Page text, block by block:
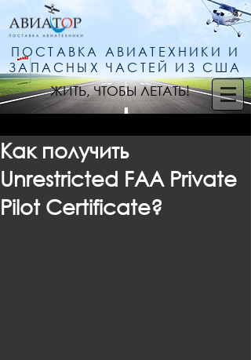
ПОСТАВКА АВИАТЕХНИКИ И
ЗАПАСНЫХ ЧАСТЕЙ ИЗ США
ЖИТЬ, ЧТОБЫ ЛЕТАТЬ!
Как получить
Unrestricted FAA Private
Pilot Certificate?